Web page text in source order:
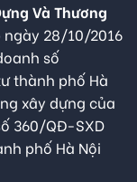
Và Thương
28/10/2016
số
thành phố Hà
xây dựng của
360/QĐ-SXD
phố Hà Nội